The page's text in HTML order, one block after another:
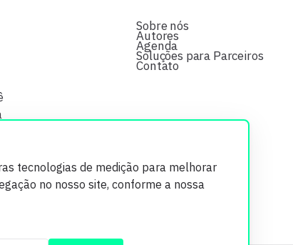
tecnologias de medição para melhorar
no nosso site, conforme a nossa
Sobre nós
Autores
Agenda
Soluções para Parceiros
Contato